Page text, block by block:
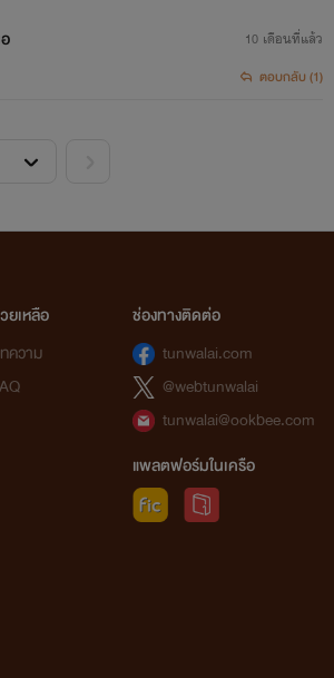
10 เดือนที่แล้ว
ตอบกลับ (1)
ยเหลือ
ความ
ช่องทางติดต่อ
tunwalai.com
@webtunwalai
tunwalai@ookbee.com
แพลตฟอร์มในเครือ